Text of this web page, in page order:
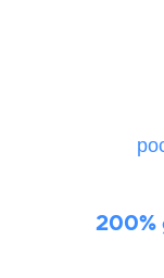
200%